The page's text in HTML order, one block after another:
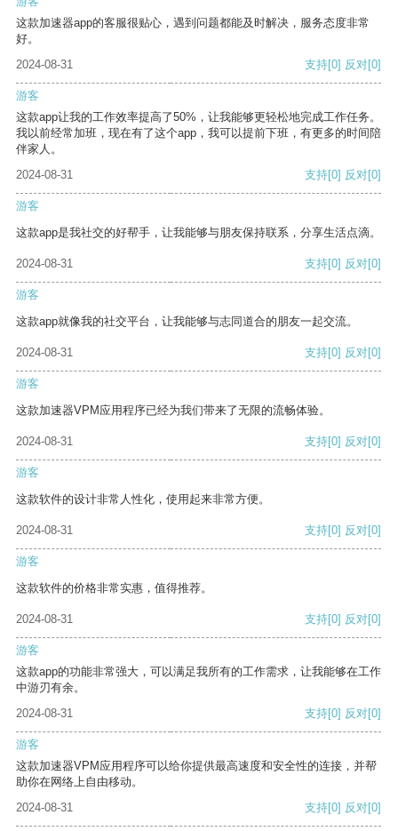
这款加速器app的客服很贴心，遇到问题都能及时解决，服务态度非常
好。
2024-08-31
支持[0] 反对[0]
游客
这款app让我的工作效率提高了50%，让我能够更轻松地完成工作任务。
我以前经常加班，现在有了这个app，我可以提前下班，有更多的时间陪
伴家人。
2024-08-31
支持[0] 反对[0]
游客
这款app是我社交的好帮手，让我能够与朋友保持联系，分享生活点滴。
2024-08-31 支持[0] 反对[0]
游客
这款app就像我的社交平台，让我能够与志同道合的朋友一起交流。
2024-08-31 支持[0] 反对[0]
游客
这款加速器VPM应用程序已经为我们带来了无限的流畅体验。
2024-08-31 支持[0] 反对[0]
游客
这款软件的设计非常人性化，使用起来非常方便。
2024-08-31 支持[0] 反对[0]
游客
这款软件的价格非常实惠，值得推荐。
2024-08-31 支持[0] 反对[0]
游客
这款app的功能非常强大，可以满足我所有的工作需求，让我能够在工作
中游刃有余。
2024-08-31
支持[0] 反对[0]
游客
这款加速器VPM应用程序可以给你提供最高速度和安全性的连接，并帮
助你在网络上自由移动。
2024-08-31
支持[0] 反对[0]